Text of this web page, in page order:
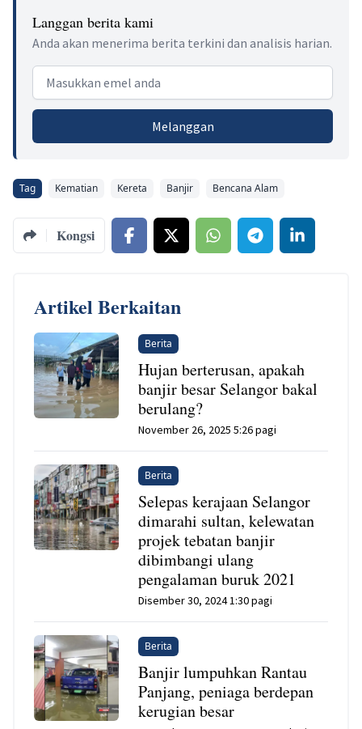
Langgan berita kami
Anda akan menerima berita terkini dan analisis harian.
Email address
Melanggan
Tag Kematian Kereta Banjir Bencana Alam
Kongsi
Artikel Berkaitan
Berita
Hujan berterusan, apakah
banjir besar Selangor bakal
berulang?
November 26, 2025 5:26 pagi
Berita
Selepas kerajaan Selangor
dimarahi sultan, kelewatan
projek tebatan banjir
dibimbangi ulang
pengalaman buruk 2021
Disember 30, 2024 1:30 pagi
Berita
Banjir lumpuhkan Rantau
Panjang, peniaga berdepan
kerugian besar